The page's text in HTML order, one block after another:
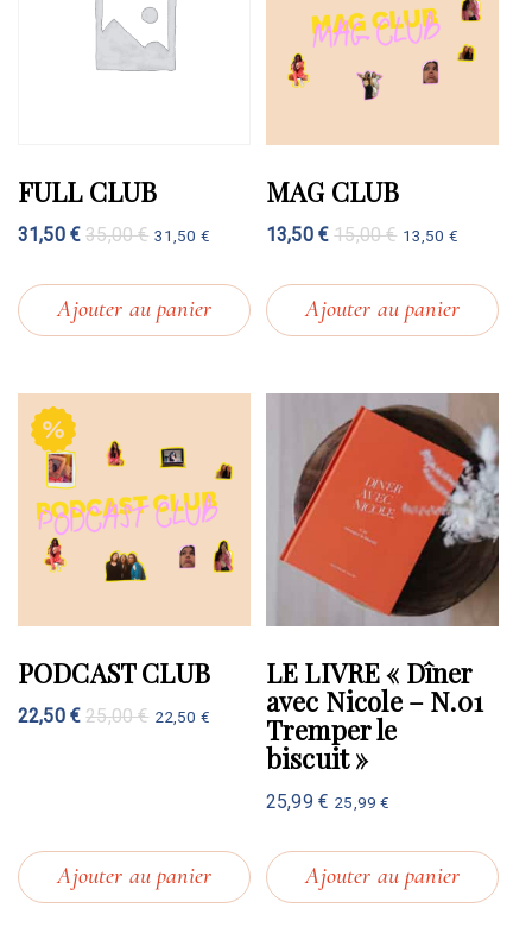
FULL CLUB
31,50 € 35,00€ 31,50 €
Ajouter au panier
MAG CLUB
13,50 € 15,00€ 13,50 €
Ajouter au panier
PODCAST CLUB
22,50 € 25,00€ 22,50 €
Ajouter au panier
LE LIVRE « Dîner
avec Nicole – N.01
Tremper le
biscuit »
25,99 € 25,99€
Ajouter au panier